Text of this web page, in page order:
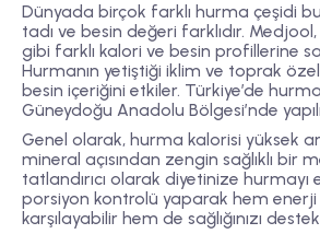
Dünyada birçok farklı hurma çeşidi
tadı ve besin değeri farklıdır.
gibi farklı kalori ve besin profillerine
Hurmanın yetiştiği iklim ve toprak
besin içeriğini etkiler. Türkiye’de
Güneydoğu Anadolu Bölgesi’nde
Genel olarak, hurma kalorisi yüksek
mineral açısından zengin sağlıklı bir
tatlandırıcı olarak diyetinize hurmayı
porsiyon kontrolü yaparak hem enerji
karşılayabilir hem de sağlığınızı